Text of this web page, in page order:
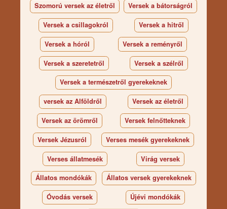
Szomorú versek az életről Versek a bátorságról
Versek a csillagokról Versek a hitről
Versek a hóról Versek a reményről
Versek a szeretetről Versek a szélről
Versek a természetről gyerekeknek
versek az Alföldről Versek az életről
Versek az örömről Versek felnőtteknek
Versek Jézusról Verses mesék gyerekeknek
Verses állatmesék Virág versek
Állatos mondókák Állatos versek gyerekeknek
Óvodás versek Újévi mondókák